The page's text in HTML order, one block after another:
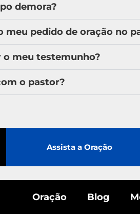
demora?
meu pedido de oração no
o meu testemunho?
o pastor?
Assista a Oração
Oração Blog